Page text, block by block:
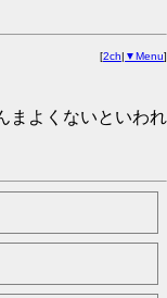
[2ch| ▼Menu]
まよくないといわれ